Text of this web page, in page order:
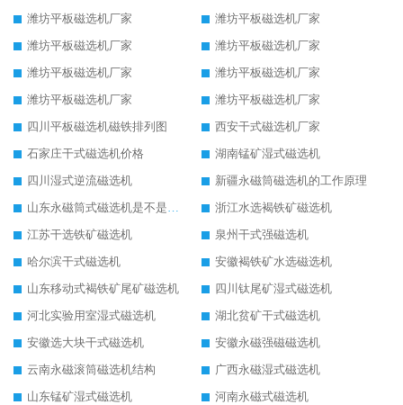
潍坊平板磁选机厂家
潍坊平板磁选机厂家
潍坊平板磁选机厂家
潍坊平板磁选机厂家
潍坊平板磁选机厂家
潍坊平板磁选机厂家
潍坊平板磁选机厂家
潍坊平板磁选机厂家
四川平板磁选机磁铁排列图
西安干式磁选机厂家
石家庄干式磁选机价格
湖南锰矿湿式磁选机
四川湿式逆流磁选机
新疆永磁筒磁选机的工作原理
山东永磁筒式磁选机是不是强磁
浙江水选褐铁矿磁选机
江苏干选铁矿磁选机
泉州干式强磁选机
哈尔滨干式磁选机
安徽褐铁矿水选磁选机
山东移动式褐铁矿尾矿磁选机
四川钛尾矿湿式磁选机
河北实验用室湿式磁选机
湖北贫矿干式磁选机
安徽选大块干式磁选机
安徽永磁强磁磁选机
云南永磁滚筒磁选机结构
广西永磁湿式磁选机
山东锰矿湿式磁选机
河南永磁式磁选机